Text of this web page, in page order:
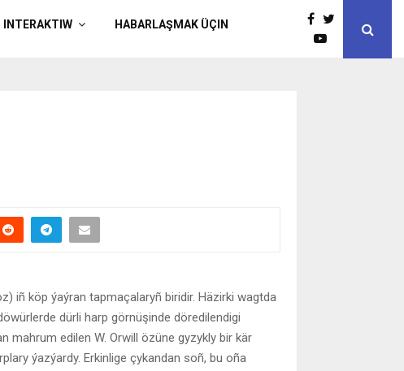
INTERAKTIW HABARLAŞMAK ÜÇIN
iñ köp ýaýran tapmaçalaryñ biridir. Häzirki wagtda
dürli harp görnüşinde döredilendigi
mahrum edilen W. Orwill özüne gyzykly bir kär
ýazýardy. Erkinlige çykandan soñ, bu oña